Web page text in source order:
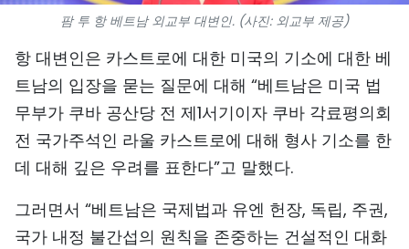
세계
사진
비디오
인포그래픽
메가스토리
팜 투 항 베트남 외교부 대변인. (사진: 외교부 제공)
항 대변인은 카스트로에 대한 미국의 기소에 대한 베
트남의 입장을 묻는 질문에 대해 “베트남은 미국 법
무부가 쿠바 공산당 전 제1서기이자 쿠바 각료평의회
전 국가주석인 라울 카스트로에 대해 형사 기소를 한
데 대해 깊은 우려를 표한다”고 말했다.
그러면서 “베트남은 국제법과 유엔 헌장, 독립, 주권,
국가 내정 불간섭의 원칙을 존중하는 건설적인 대화